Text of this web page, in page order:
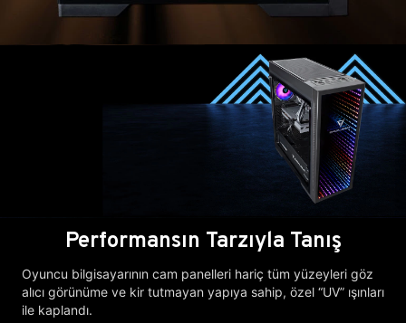
Performansın Tarzıyla Tanış
Oyuncu bilgisayarının cam panelleri hariç tüm yüzeyleri göz
alıcı görünüme ve kir tutmayan yapıya sahip, özel “UV” ışınları
ile kaplandı.